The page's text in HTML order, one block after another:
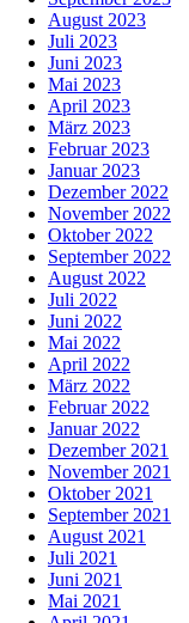
August 2023
Juli 2023
Juni 2023
Mai 2023
April 2023
März 2023
Februar 2023
Januar 2023
Dezember 2022
November 2022
Oktober 2022
September 2022
August 2022
Juli 2022
Juni 2022
Mai 2022
April 2022
März 2022
Februar 2022
Januar 2022
Dezember 2021
November 2021
Oktober 2021
September 2021
August 2021
Juli 2021
Juni 2021
Mai 2021